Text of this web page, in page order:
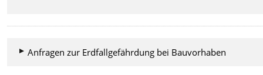
Anfragen zur Erdfallgefährdung bei Bauvorhaben